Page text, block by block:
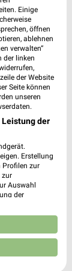
27,8 km
Einige
öffnen
ablehnen
verwalten“
der linken
der Website
Seite können
unseren
Leistung der
Erstellung
Profilen zur
zur
Auswahl
der
und
zur Auswahl
und in die